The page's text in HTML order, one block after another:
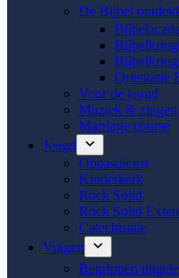
De Bijbel
Oriëntatie
Voor de jeugd
Muziek & zingen
Marriage course
Jeugd
Oppasdienst
Kinderkerk
Rock Solid
Rock Solid
Catechisatie
Vragen
Begrippen